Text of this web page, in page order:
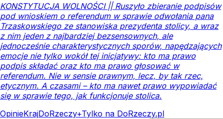
KONSTYTUCJA WOLNOŚCI || Ruszyło zbieranie podpisów
pod wnioskiem o referendum w sprawie odwołania pana
Trzaskowskiego ze stanowiska prezydenta stolicy, a wraz
z nim jeden z najbardziej bezsensownych, ale
jednocześnie charakterystycznych sporów, napędzających
emocje nie tylko wokół tej inicjatywy: kto ma prawo
podpis składać oraz kto ma prawo głosować w
referendum. Nie w sensie prawnym, lecz, by tak rzec,
etycznym. A czasami – kto ma nawet prawo wypowiadać
się w sprawie tego, jak funkcjonuje stolica.
OpinieKrajDoRzeczy+Tylko na DoRzeczy.pl